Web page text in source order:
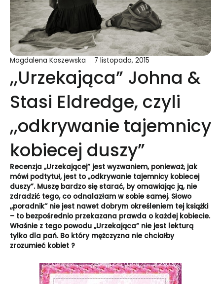
Magdalena Koszewska 7 listopada, 2015
,,Urzekająca” Johna &
Stasi Eldredge, czyli
,,odkrywanie tajemnicy
kobiecej duszy”
Recenzja „Urzekającej” jest wyzwaniem, ponieważ,jak
mówi podtytuł, jest to „odkrywanie tajemnicy kobiecej
duszy”. Muszę bardzo się starać, by omawiając ją, nie
zdradzić tego, co odnalazłam w sobie samej. Słowo
,,poradnik’’ nie jest nawet dobrym określeniem tej książki
– to bezpośrednio przekazana prawda o każdej kobiecie.
Właśnie z tego powodu „Urzekająca” nie jest lekturą
tylko dla pań. Bo który mężczyzna nie chciałby
zrozumieć kobiet ?